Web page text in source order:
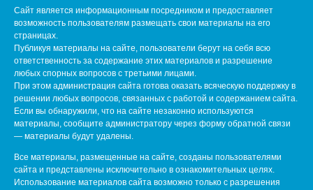
Сайт является информационным посредником и предоставляет
возможность пользователям размещать свои материалы на его
страницах.
Публикуя материалы на сайте, пользователи берут на себя всю
ответственность за содержание этих материалов и разрешение
любых спорных вопросов с третьими лицами.
При этом администрация сайта готова оказать всяческую поддержку в
решении любых вопросов, связанных с работой и содержанием сайта.
Если вы обнаружили, что на сайте незаконно используются
материалы, сообщите администратору через форму обратной связи
— материалы будут удалены.
Все материалы, размещенные на сайте, созданы пользователями
сайта и представлены исключительно в ознакомительных целях.
Использование материалов сайта возможно только с разрешения